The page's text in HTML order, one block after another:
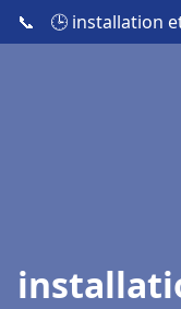
📞 🕒 installation